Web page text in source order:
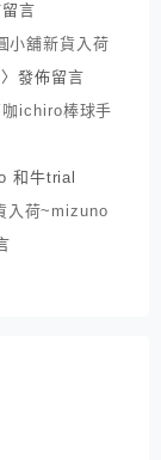
言
小舖新貨入荷
〉發佈留言
咖ichiro棒球手
和牛trial
入荷~mizuno